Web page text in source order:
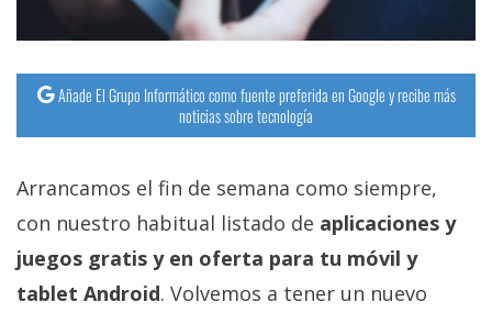
Añade El Grupo Informático como fuente preferida en Google y recibe más
noticias sobre tecnología
Arrancamos el fin de semana como siempre,
con nuestro habitual listado de aplicaciones y
juegos gratis y en oferta para tu móvil y
tablet Android. Volvemos a tener un nuevo